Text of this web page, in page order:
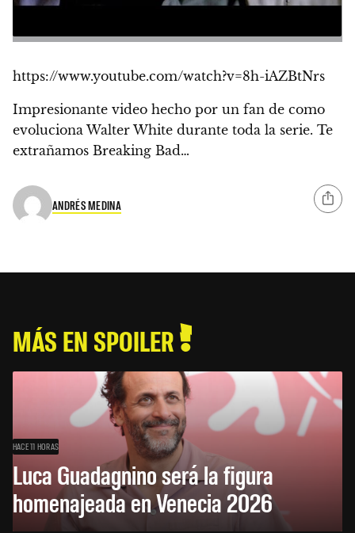
https://www.youtube.com/watch?v=8h-iAZBtNrs
Impresionante video hecho por un fan de como
evoluciona Walter White durante toda la serie. Te
extrañamos Breaking Bad…
ANDRÉS MEDINA
MÁS EN SPOILER
HACE 11 HORAS
Luca Guadagnino será la figura
homenajeada en Venecia 2026